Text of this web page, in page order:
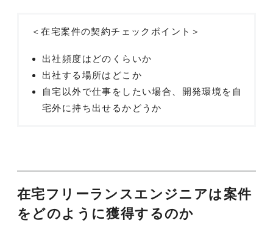
＜在宅案件の契約チェックポイント＞
出社頻度はどのくらいか
出社する場所はどこか
自宅以外で仕事をしたい場合、開発環境を自
宅外に持ち出せるかどうか
在宅フリーランスエンジニアは案件
をどのように獲得するのか